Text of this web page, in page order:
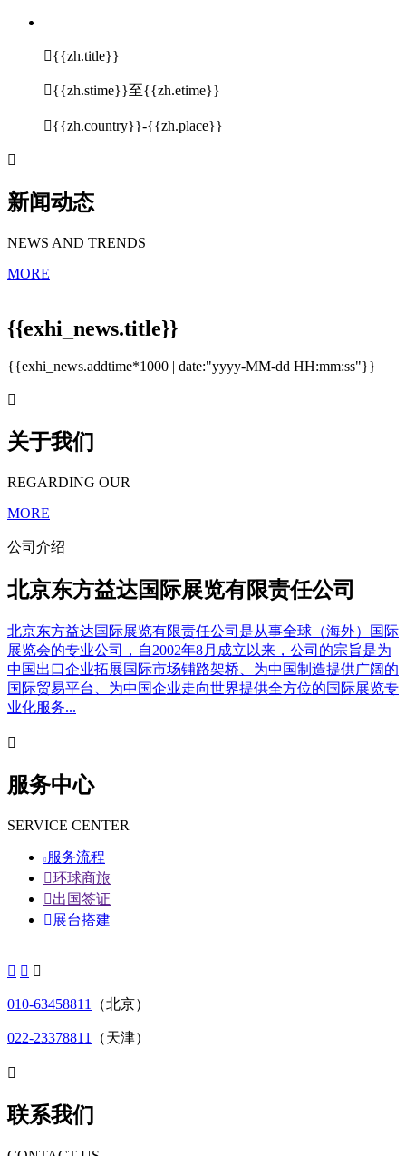
{{zh.title}}
{{zh.stime}}至{{zh.etime}}
{{zh.country}}-{{zh.place}}

新闻动态
NEWS AND TRENDS
MORE
{{exhi_news.title}}
{{exhi_news.addtime*1000 | date:"yyyy-MM-dd HH:mm:ss"}}

关于我们
REGARDING OUR
MORE
公司介绍
北京东方益达国际展览有限责任公司
北京东方益达国际展览有限责任公司是从事全球（海外）国际
展览会的专业公司，自2002年8月成立以来，公司的宗旨是为
中国出口企业拓展国际市场铺路架桥、为中国制造提供广阔的
国际贸易平台、为中国企业走向世界提供全方位的国际展览专
业化服务...

服务中心
SERVICE CENTER
 服务流程
环球商旅
出国签证
 展台搭建
  
010-63458811 （北京）
022-23378811 （天津）

联系我们